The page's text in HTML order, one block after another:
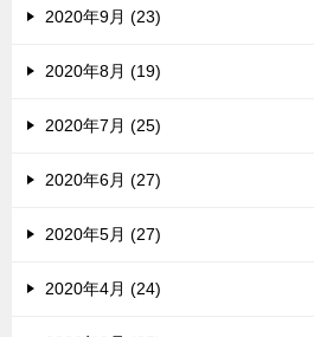
2020年9月 (23)
2020年8月 (19)
2020年7月 (25)
2020年6月 (27)
2020年5月 (27)
2020年4月 (24)